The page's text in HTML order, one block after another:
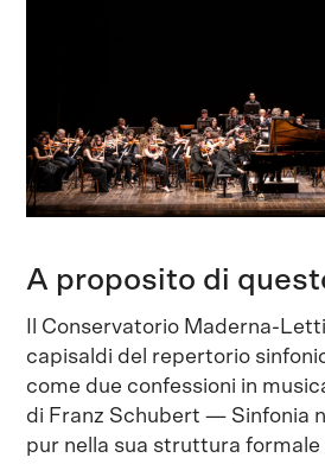
A proposito di
Il Conservatorio Maderna-
capisaldi del repertorio
come due confessioni in
di Franz Schubert — Sinfonia
pur nella sua struttura